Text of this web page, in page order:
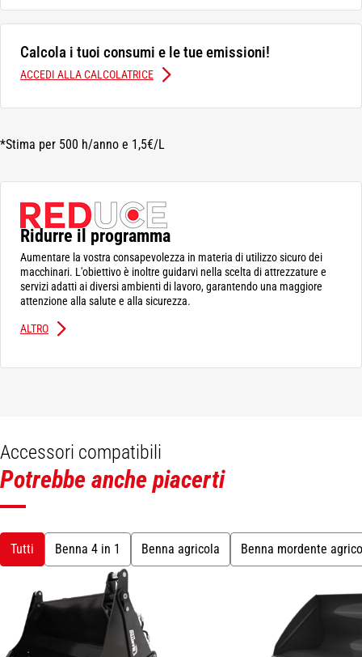
Calcola i tuoi consumi e le tue emissioni!
ACCEDI ALLA CALCOLATRICE
*Stima per 500 h/anno e 1,5€/L
Ridurre il programma
Aumentare la vostra consapevolezza in materia di utilizzo sicuro dei
macchinari. L'obiettivo è inoltre guidarvi nella scelta di attrezzature e
servizi adatti ai diversi ambienti di lavoro, garantendo una maggiore
attenzione alla salute e alla sicurezza.
ALTRO
Accessori compatibili
Potrebbe anche piacerti
Tutti Benna 4 in 1 Benna agricola Benna mordente